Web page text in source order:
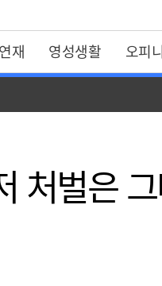
재 영성생활 오피
처벌은